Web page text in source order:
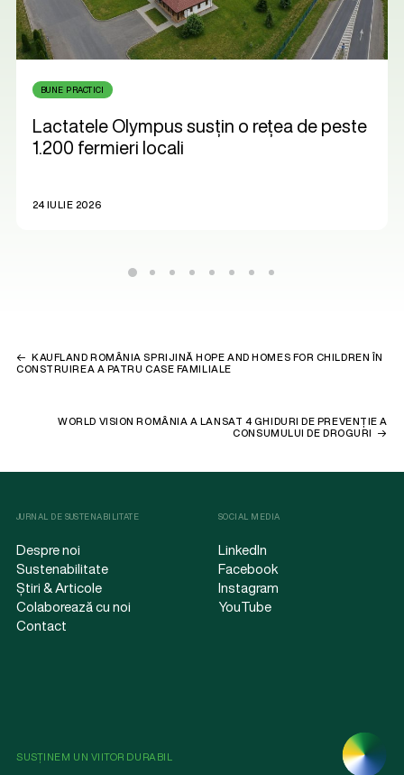
BUNE PRACTICI
Lactatele Olympus susțin o rețea de peste
1.200 fermieri locali
24 IULIE 2026
KAUFLAND ROMÂNIA SPRIJINĂ HOPE AND HOMES FOR CHILDREN ÎN
CONSTRUIREA A PATRU CASE FAMILIALE
WORLD VISION ROMÂNIA A LANSAT 4 GHIDURI DE PREVENȚIE A
CONSUMULUI DE DROGURI
JURNAL DE SUSTENABILITATE
Despre noi
Sustenabilitate
Știri & Articole
Colaborează cu noi
Contact
SOCIAL MEDIA
LinkedIn
Facebook
Instagram
YouTube
SUSȚINEM UN VIITOR DURABIL